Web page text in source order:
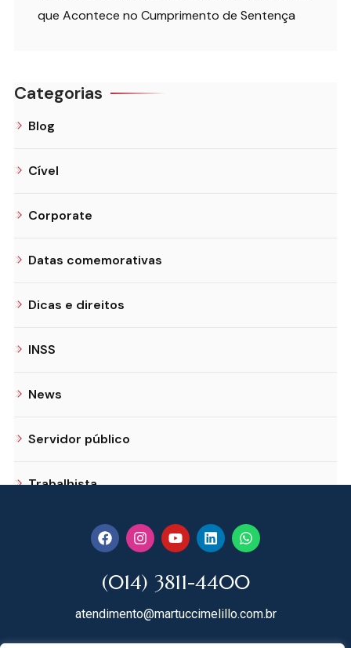
que Acontece no Cumprimento de Sentença
Categorias
Blog
Cível
Corporate
Datas comemorativas
Dicas e direitos
INSS
News
Servidor público
Trabalhista
(014) 3811-4400
atendimento@martuccimelillo.com.br